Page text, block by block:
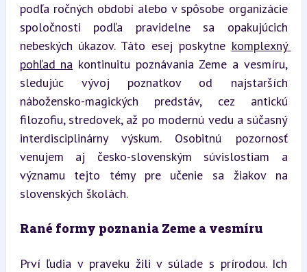
podľa ročných období alebo v spôsobe organizácie
spoločnosti podľa pravidelne sa opakujúcich
nebeských úkazov. Táto esej poskytne komplexný
pohľad na kontinuitu poznávania Zeme a vesmíru,
sledujúc vývoj poznatkov od najstarších
nábožensko-magických predstáv, cez antickú
filozofiu, stredovek, až po modernú vedu a súčasný
interdisciplinárny výskum. Osobitnú pozornosť
venujem aj česko-slovenským súvislostiam a
významu tejto témy pre učenie sa žiakov na
slovenských školách.
Rané formy poznania Zeme a vesmíru
Prví ľudia v praveku žili v súlade s prírodou. Ich